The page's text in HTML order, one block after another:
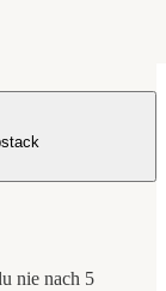
nie nach 5